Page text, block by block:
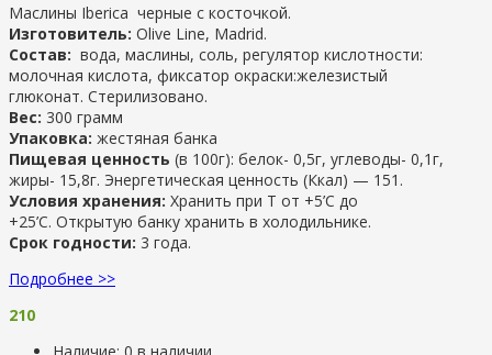
Маслины Iberica черные с косточкой.
Изготовитель: Olive Line, Madrid.
Состав: вода, маслины, соль, регулятор кислотности:
молочная кислота, фиксатор окраски:железистый
глюконат. Стерилизовано.
Вес: 300 грамм
Упаковка: жестяная банка
Пищевая ценность (в 100г): белок- 0,5г, углеводы- 0,1г,
жиры- 15,8г. Энергетическая ценность (Ккал) — 151.
Условия хранения: Хранить при Т от +5’C до
+25’C. Открытую банку хранить в холодильнике.
Срок годности: 3 года.
Подробнее >>
210